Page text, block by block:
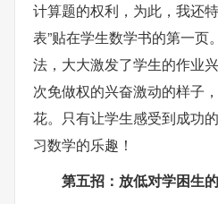
计算题的权利，为此，我还
表”贴在学生数学书的第一页
法，大大激发了学生的作业
次免做权的兴奋激动的样子
花。只有让学生感受到成功
习数学的乐趣！
第五招：放低对学困生